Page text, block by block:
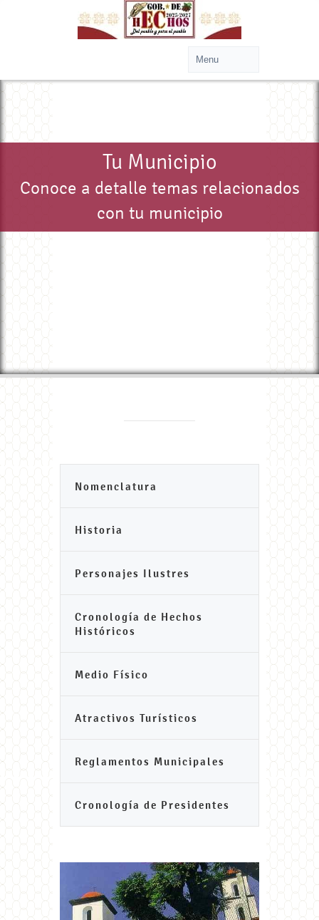
Tu Municipio
Conoce a detalle temas relacionados
con tu municipio
Nomenclatura
Historia
Personajes Ilustres
Cronología de Hechos
Históricos
Medio Físico
Atractivos Turísticos
Reglamentos Municipales
Cronología de Presidentes